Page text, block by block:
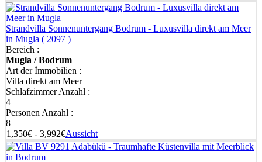
Strandvilla Sonnenuntergang Bodrum - Luxusvilla direkt am Meer
in Mugla ( 2097 )
Bereich :
Mugla / Bodrum
Art der İmmobilien :
Villa direkt am Meer
Schlafzimmer Anzahl :
4
Personen Anzahl :
8
1,350€ - 3,992€Aussicht